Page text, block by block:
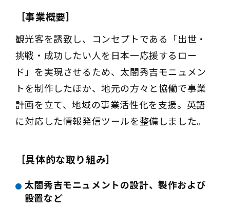
［事業概要］
観光客を誘致し、コンセプトである「出世・
挑戦・成功したい人を日本一応援するロー
ド」を実現させるため、太閤秀吉モニュメン
トを制作したほか、地元の方々と協働で事業
計画を立て、地域の事業活性化を支援。英語
に対応した情報発信ツールを整備しました。
［具体的な取り組み］
太閤秀吉モニュメントの設計、製作および
設置など